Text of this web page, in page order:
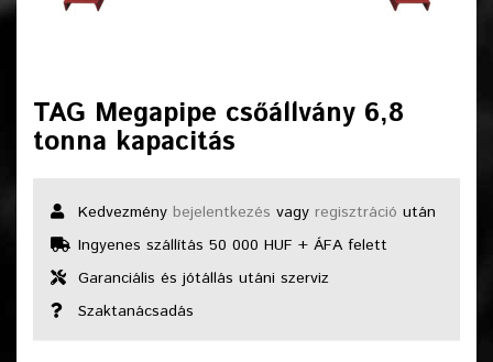
TAG Megapipe csőállvány 6,8
tonna kapacitás
Kedvezmény bejelentkezés vagy regisztráció után
Ingyenes szállítás 50 000 HUF + ÁFA felett
Garanciális és jótállás utáni szerviz
Szaktanácsadás